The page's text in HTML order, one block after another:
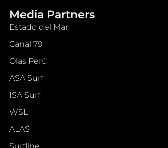
Media Partners
Estado del Mar
Canal 79
Olas Perú
ASA Surf
ISA Surf
WSL
ALAS